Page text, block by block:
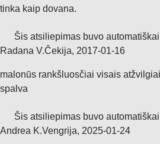
tinka kaip dovana.
Šis atsiliepimas buvo
Radana V.Čekija, 2017‑01‑16
malonūs rankšluosčiai visais
spalva
Šis atsiliepimas buvo
Andrea K.Vengrija, 2025‑01‑24